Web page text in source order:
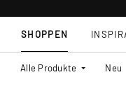
SHOPPEN
Alle Produkte Neu